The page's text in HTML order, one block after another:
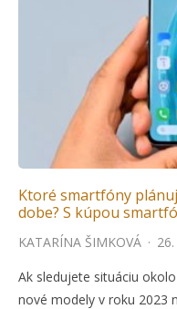
Ktoré smartfóny
dobe? S kúpou
KATARÍNA ŠIMKOVÁ ·
Ak sledujete situáciu
nové modely v roku 2023